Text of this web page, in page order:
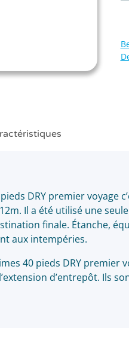
DRY premier voyage
Il a été utilisé une
finale. Étanche,
aux intempéries.
40 pieds DRY premier
d’entrepôt. Ils